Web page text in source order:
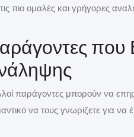
πιο ομαλές και γρήγορες
που
παράγοντες μπορούν να
να τους γνωρίζετε για να